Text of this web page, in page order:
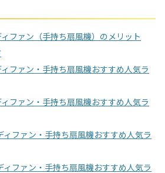
ファン（手持ち扇風機）のメリット
ィファン・手持ち扇風機おすすめ人気ラ
ィファン・手持ち扇風機おすすめ人気ラ
ィファン・手持ち扇風機おすすめ人気ラ
ィファン・手持ち扇風機おすすめ人気ラ